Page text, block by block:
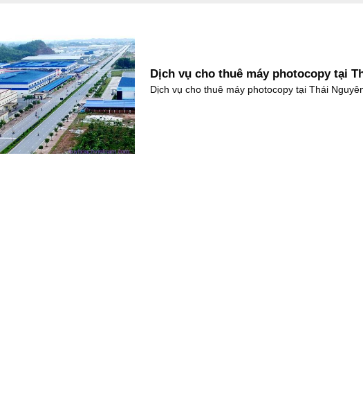
Dịch vụ cho thuê máy photocopy tại
Dịch vụ cho thuê máy photocopy tại Thái